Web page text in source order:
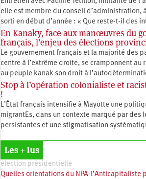
elle est membre du conseil d’administration,
sorti en début d’année : « Que reste-t-il des
En Kanaky, face aux manœuvres du
français, l’enjeu des élections
Le gouvernement français et la majorité des
centre à l’extrême droite, se cramponnent au
au peuple kanak son droit à
Stop à l’opération colonialiste et
!
L’État français intensifie à Mayotte une
migrantEs, dans un contexte marqué par des
persistantes et une stigmatisation
Les + lus
élection présidentielle
Quelles orientations du NPA-l’Anticapitaliste